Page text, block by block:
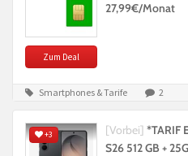
Zum Deal
27,99€/Monat
Smartphones & Tarife 2
+3 [Vorbei] *TARIF
S26 512 GB +